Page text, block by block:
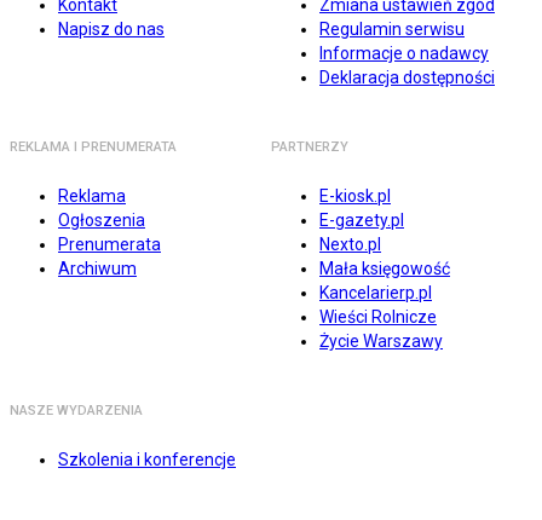
Kontakt
Napisz do nas
Zmiana ustawień zgód
Regulamin serwisu
Informacje o nadawcy
Deklaracja dostępności
REKLAMA I PRENUMERATA
Reklama
Ogłoszenia
Prenumerata
Archiwum
PARTNERZY
E-kiosk.pl
E-gazety.pl
Nexto.pl
Mała księgowość
Kancelarierp.pl
Wieści Rolnicze
Życie Warszawy
NASZE WYDARZENIA
Szkolenia i konferencje